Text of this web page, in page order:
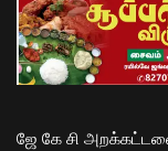
ஜே கே சி